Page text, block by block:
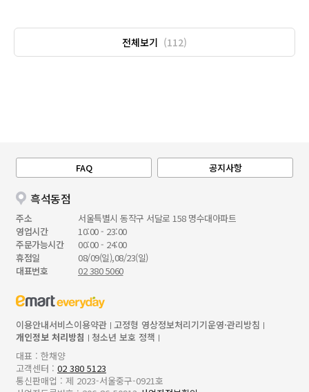
전체보기 (112)
FAQ 공지사항
흑석동점
주소
서울특별시 동작구 서달로 158 명수대아파트
영업시간
10:00 - 23:00
주문가능시간
00:00 - 24:00
휴점일
08/09(일),08/23(일)
대표번호
02 380 5060
이용안내서비스이용약관 고정형 영상정보처리기기운영·관리방침
개인정보 처리방침
청소년 보호 정책
대표 : 한채양
고객센터 : 02 380 5123
통신판매업 : 제 2023-서울중구-0921호